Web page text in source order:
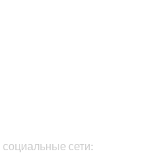
сети: